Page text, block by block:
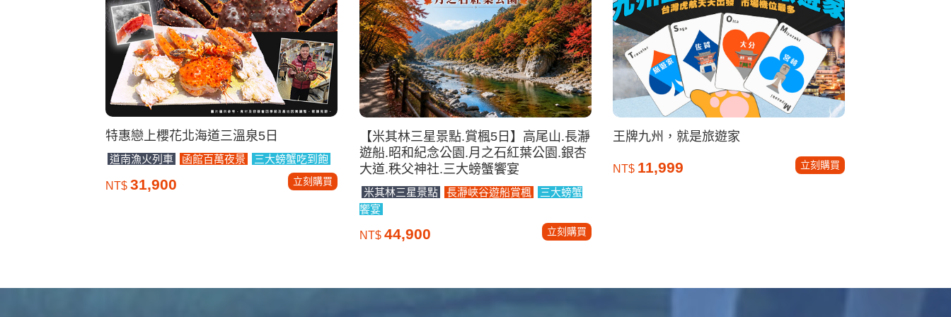
特惠戀上櫻花北海道三溫泉5日
道南漁火列車 函館百萬夜景 三大螃蟹吃到飽
NT$31,900 立刻購買
【米其林三星景點.賞楓5日】高尾山.長瀞
遊船.昭和紀念公園.月之石紅葉公園.銀杏
大道.秩父神社.三大螃蟹饗宴
米其林三星景點 長瀞峽谷遊船賞楓
三大螃蟹
饗宴
NT$ 44,900 立刻購買
王牌九州，就是旅遊家
NT$ 11,999 立刻購買